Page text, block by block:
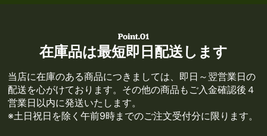
在庫品は最短即日配送します
当店に在庫のある商品につきましては、即日～翌営業日の
配送を心がけております。その他の商品もご入金確認後４
営業日以内に発送いたします。
※土日祝日を除く午前9時までのご注文受付分に限ります。